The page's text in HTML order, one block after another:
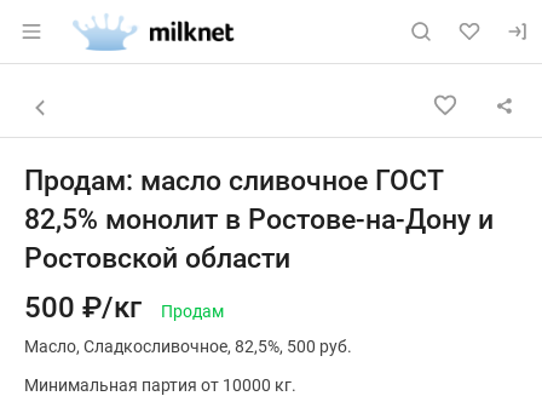
Раздел навигации по сайту milknet.ru
Объявление: Продам: масло
Навигация и управление объявлением
Назад к списку объявлений
Продам: масло сливочное ГОСТ
82,5% монолит в Ростове-на-Дону и
Ростовской области
500 ₽/кг
Продам
Масло Сладкосливочное 82,5% 500 руб.
Минимальная партия от 10000 кг.